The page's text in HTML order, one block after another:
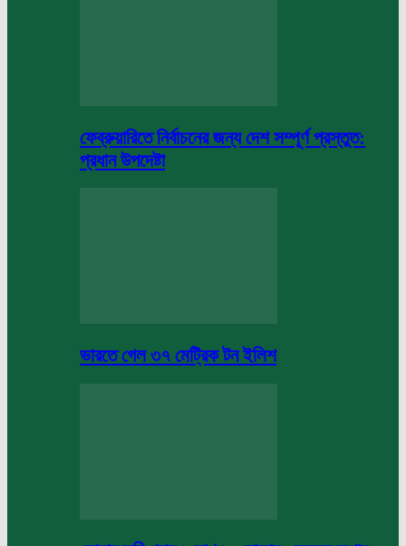
ফেব্রুয়ারিতে নির্বাচনের জন্য দেশ সম্পূর্ণ প্রস্তুত:
প্রধান উপদেষ্টা
ভারতে গেল ৩৭ মেট্রিক টন ইলিশ